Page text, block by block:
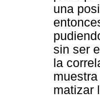
una
sin ser
la
matizar